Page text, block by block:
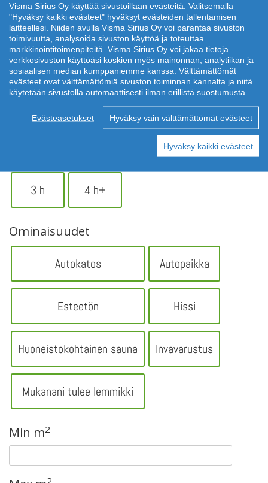
Visma Sirius Oy käyttää sivustoillaan evästeitä. Valitsemalla
"Hyväksy kaikki evästeet" hyväksyt evästeiden tallentamisen
laitteellesi. Niiden avulla Visma Sirius Oy voi parantaa sivuston
toimivuutta, analysoida sivuston käyttöä ja toteuttaa
markkinointitoimenpiteitä. Visma Sirius Oy voi jakaa tietoja
verkkosivuston käyttöäsi koskien myös mainonnan, analytiikan ja
sosiaalisen median kumppaniemme kanssa. Välttämättömät
evästeet ovat välttämättömiä sivuston toiminnan kannalta ja niitä
käytetään sivustolla automaattisesti ilman erillistä suostumusta.
Evästeasetukset Hyväksy vain välttämättömät evästeet
Hyväksy kaikki evästeet
Kerrostalo Luhtitalo
Rivitalo
Huoneistotyyppi
3 h 4 h+
Ominaisuudet
Autokatos Autopaikka
Esteetön Hissi
Huoneistokohtainen sauna Invavarustus
Mukanani tulee lemmikki
Min m2
2